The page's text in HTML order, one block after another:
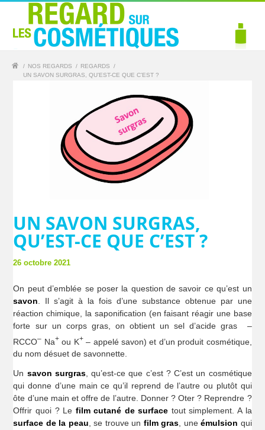
/ NOS REGARDS / REGARDS
/
UN SAVON SURGRAS, QU’EST-CE QUE C’EST ?
UN SAVON SURGRAS,
QU’EST-CE QUE C’EST ?
26 octobre 2021
On peut d’emblée se poser la question de savoir ce qu’est un
savon . Il s’agit à la fois d’une substance obtenue par une
réaction chimique, la saponification (en faisant réagir une base
forte sur un corps gras, on obtient un sel d’acide gras –
RCCO– Na+ou K+– appelé savon) et d’un produit cosmétique,
du nom désuet de savonnette.
Un savon surgras, qu’est-ce que c’est ? C’est un cosmétique
qui donne d’une main ce qu’il reprend de l’autre ou plutôt qui
ôte d’une main et offre de l’autre. Donner ? Oter ? Reprendre ?
Offrir quoi ? Le film cutané de surface tout simplement. A la
surface de la peau , se trouve un film gras , uneémulsion qui